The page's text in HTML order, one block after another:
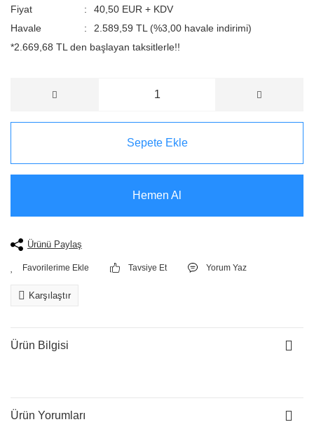
Fiyat
40,50 EUR + KDV
Havale
2.589,59 TL (%3,00 havale indirimi)
*2.669,68 TL den başlayan taksitlerle!!
Sepete Ekle
Hemen Al
Ürünü Paylaş
Tavsiye Et Yorum Yaz
Karşılaştır
Ürün Bilgisi
Ürün Yorumları